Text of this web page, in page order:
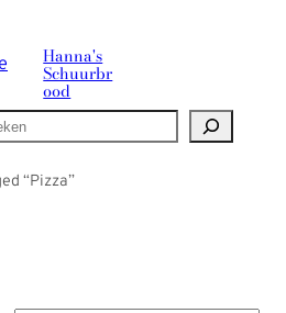
Hanna's
Schuurbr
ood
“Pizza”